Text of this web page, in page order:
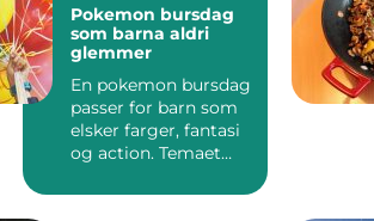
Pokemon bursdag
som barna aldri
glemmer
En pokemon bursdag
passer for barn som
elsker farger, fantasi
og action. Temaet